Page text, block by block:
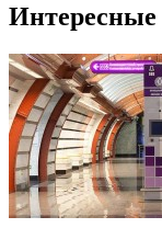
Интересные